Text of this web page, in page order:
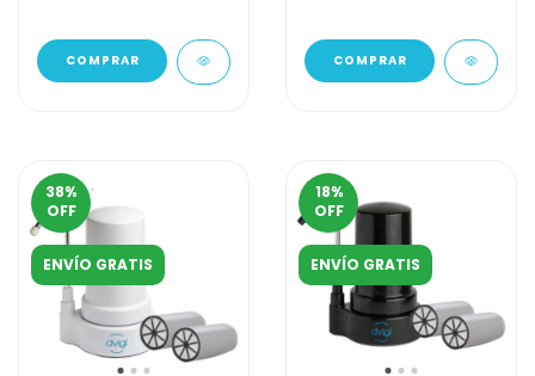
COMPRAR
38%
OFF
ENVÍO GRATIS
18%
OFF
ENVÍO GRATIS